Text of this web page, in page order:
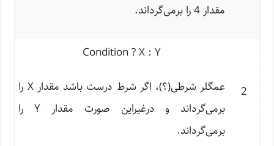
مقدار 4 را برمی‌گرداند.
2
Condition ? X : Y
عمگلر شرطی(؟)، اگر شرط درست باشد مقدار X را
برمی‌گرداند و درغیراین صورت مقدار Y را
برمی‌گرداند.